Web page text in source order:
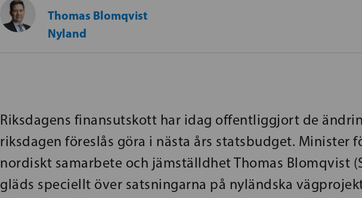
Thomas Blomqvist
Nyland
Riksdagens finansutskott har idag offentliggjort de
riksdagen föreslås göra i nästa års statsbudget. Minister
nordiskt samarbete och jämställdhet Thomas Blomqvist
gläds speciellt över satsningarna på nyländska